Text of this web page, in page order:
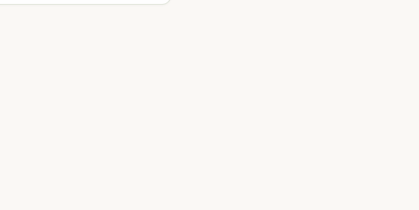
so naredili marketing